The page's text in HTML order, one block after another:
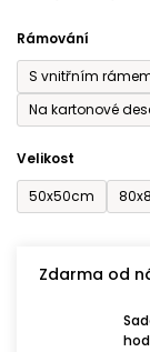
Rámování
S vnitřním
Na kartonové
Velikost
50x50cm
Zdarma od
5